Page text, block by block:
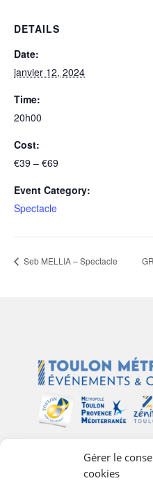
Gérer le
cookies
DETAILS
Date:
janvier 12, 2024
Time:
20h00
Cost:
€39 – €69
Event Category:
Spectacle
Seb MELLIA – Spectacle
Plan